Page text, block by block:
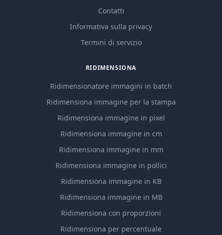
Contatti
Informativa sulla privacy
Termini di servizio
RIDIMENSIONA
Ridimensionatore immagini in batch
Ridimensiona immagine per la stampa
Ridimensiona immagine in pixel
Ridimensiona immagine in cm
Ridimensiona immagine in mm
Ridimensiona immagine in pollici
Ridimensiona immagine in KB
Ridimensiona immagine in MB
Ridimensiona con proporzioni
Ridimensiona per percentuale